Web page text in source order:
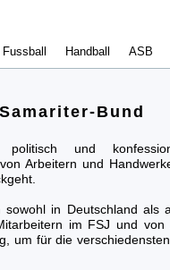
Fussball Handball ASB
Bund
und
Arbeitern und
in Deutschland als
im FSJ und
um für die